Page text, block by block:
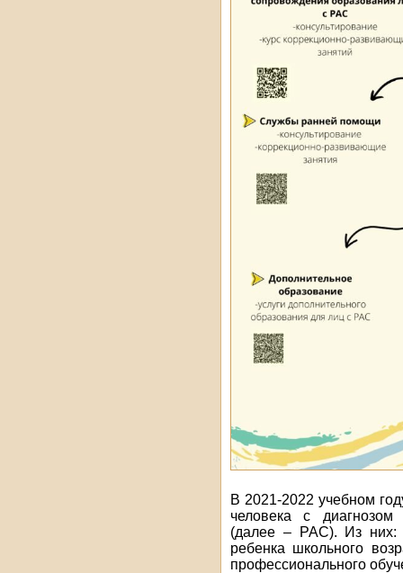
В 2021-2022 учебном
человека с диагнозом
(далее – РАС). Из них:
ребенка школьного
профессионального